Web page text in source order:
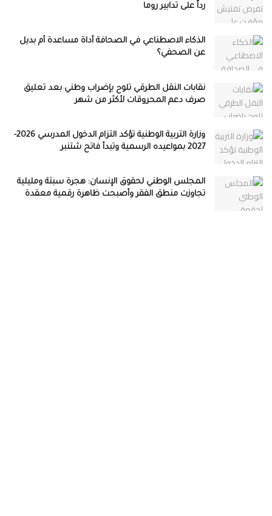
رداً على تدابير روما
الذكاء الاصطناعي في الصحافة أداة مساعدة أم بديل
عن الصحفي؟
نقابات النقل الطرقي تلوح بإضراب وطني بعد تعليق
صرف دعم المحروقات لأكثر من شهر
وزارة التربية الوطنية تؤكد التزام الدخول المدرسي 2026-
2027 بمواعيده الرسمية وتبدأ فاتح شتنبر
المجلس الوطني لحقوق الإنسان: هجرة سبتة ومليلية
تجاوزت منطق الفقر وأصبحت ظاهرة رقمية معقدة